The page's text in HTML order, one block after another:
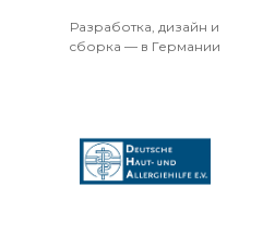
Разработка, дизайн и
сборка — в Германии